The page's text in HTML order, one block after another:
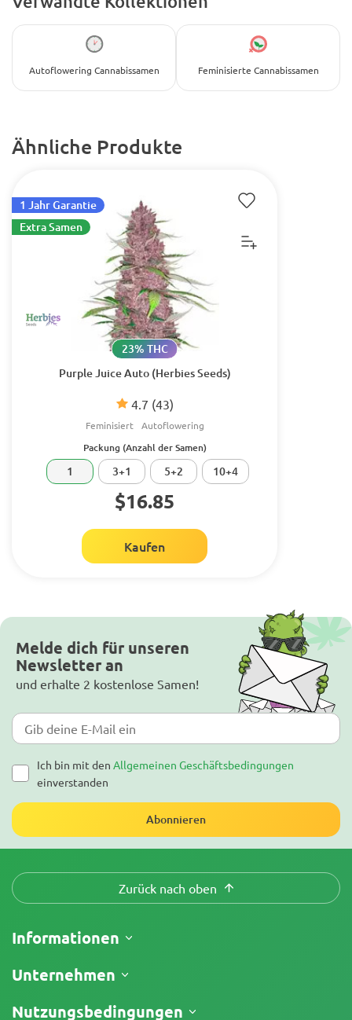
Autoflowering Cannabissamen Feminisierte Cannabissamen
Ähnliche Produkte
Purple Juice Auto (Herbies Seeds)
4.7 (43)
23% THC
Feminisiert Autoflowering
1 Jahr Garantie
Extra Samen
Packung (Anzahl der Samen)
1 3+1 5+2 10+4
$16.85
Kaufen
Melde dich für unseren
Newsletter an
und erhalte 2 kostenlose Samen!
Ich bin mit den Allgemeinen Geschäftsbedingungen
einverstanden
Abonnieren
Zurück nach oben
Informationen
Versand
Rückgaberecht
Unternehmen
Über uns
Nutzungsbedingungen